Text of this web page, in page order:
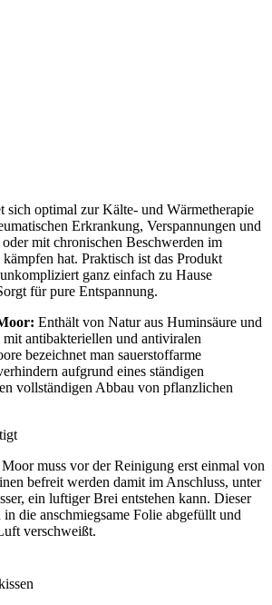
sich optimal zur Kälte- und Wärmetherapie
Erkrankung, Verspannungen und
mit chronischen Beschwerden im
hat. Praktisch ist das Produkt
ganz einfach zu Hause
für pure Entspannung.
Enthält von Natur aus Huminsäure und
antibakteriellen und antiviralen
bezeichnet man sauerstoffarme
aufgrund eines ständigen
vollständigen Abbau von pflanzlichen
muss vor der Reinigung erst einmal von
befreit werden damit im Anschluss, unter
ein luftiger Brei entstehen kann. Dieser
die anschmiegsame Folie abgefüllt und
verschweißt.